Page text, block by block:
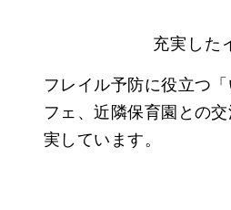
充実した
フレイル予防に役立つ
フェ、近隣保育園との
実しています。